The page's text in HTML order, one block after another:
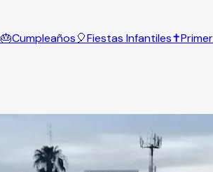
🎂Cumpleaños🎈Fiestas Infantiles✝️